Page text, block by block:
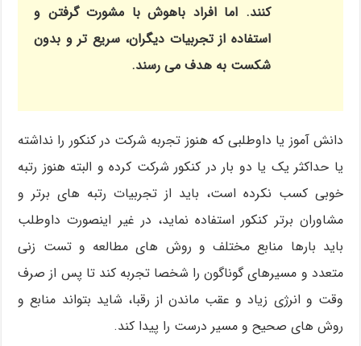
کنند. اما افراد باهوش با مشورت گرفتن و
استفاده از تجربیات دیگران، سریع تر و بدون
شکست به هدف می رسند.
دانش آموز یا داوطلبی که هنوز تجربه شرکت در کنکور را نداشته
یا حداکثر یک یا دو بار در کنکور شرکت کرده و البته هنوز رتبه
خوبی کسب نکرده است، باید از تجربیات رتبه های برتر و
مشاوران برتر کنکور استفاده نماید، در غیر اینصورت داوطلب
باید بارها منابع مختلف و روش های مطالعه و تست زنی
متعدد و مسیرهای گوناگون را شخصا تجربه کند تا پس از صرف
وقت و انرژی زیاد و عقب ماندن از رقبا، شاید بتواند منابع و
روش های صحیح و مسیر درست را پیدا کند.